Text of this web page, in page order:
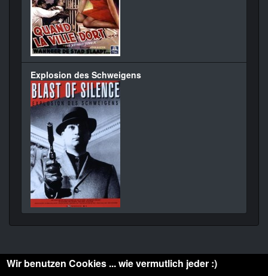
Explosion des Schweigens
Wir benutzen Cookies ... wie vermutlich jeder :)